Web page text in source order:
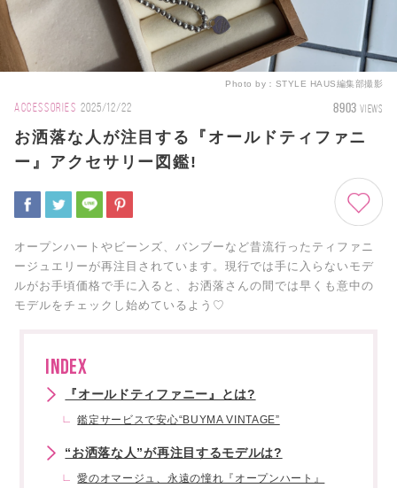
Photo by： STYLE HAUS編集部撮影
ACCESSORIES 2025/12/22 8903 VIEWS
お洒落な人が注目する『オールドティファニ
ー』アクセサリー図鑑!
オープンハートやビーンズ、バンブーなど昔流行ったティファニ
ージュエリーが再注目されています。現行では手に入らないモデ
ルがお手頃価格で手に入ると、お洒落さんの間では早くも意中の
モデルをチェックし始めているよう♡
INDEX
『オールドティファニー』とは?
鑑定サービスで安心“BUYMA VINTAGE”
“お洒落な人”が再注目するモデルは?
愛のオマージュ、永遠の憧れ『オープンハート』